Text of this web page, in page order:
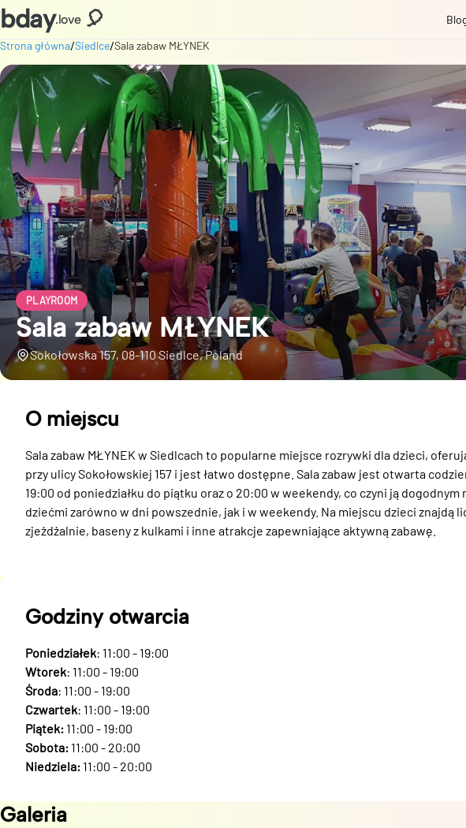
bday.love 🎈
Strona główna/Siedlce/Sala zabaw MŁYNEK
PLAYROOM
Sala zabaw MŁYNEK
Sokołowska 157, 08-110 Siedlce, Poland
O miejscu
Sala zabaw MŁYNEK w Siedlcach to popularne miejsce rozrywki dla dzieci,
przy ulicy Sokołowskiej 157 i jest łatwo dostępne. Sala zabaw jest otwarta
19:00 od poniedziałku do piątku oraz o 20:00 w weekendy, co czyni ją
dziećmi zarówno w dni powszednie, jak i w weekendy. Na miejscu dzieci znajdą
zjeżdżalnie, baseny z kulkami i inne atrakcje zapewniające aktywną zabawę.
Godziny otwarcia
Poniedziałek: 11:00 - 19:00
Wtorek: 11:00 - 19:00
Środa: 11:00 - 19:00
Czwartek: 11:00 - 19:00
Piątek: 11:00 - 19:00
Sobota: 11:00 - 20:00
Niedziela: 11:00 - 20:00
Galeria